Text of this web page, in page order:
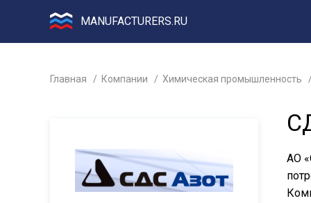
MANUFACTURERS.RU
Главная Компании Химическая промышленность
АО